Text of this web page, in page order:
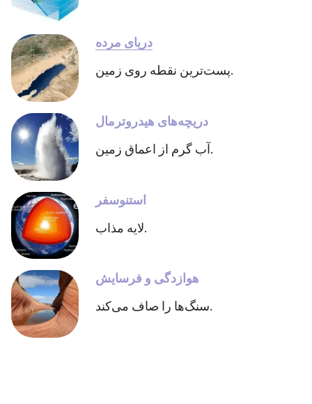
دریای مرده
پست‌ترین نقطه روی زمین.
دریچه‌های هیدروترمال
آب گرم از اعماق زمین.
استنوسفر
لایه مذاب.
هوازدگی و فرسایش
سنگ‌ها را صاف می‌کند.